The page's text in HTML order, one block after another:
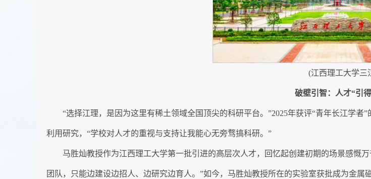
(江西理工大学三
破壁引智：人才“引
“选择江理，是因为这里有稀土领域全国顶尖的科研平台。”2025年获评“青年长江学
利用研究，“学校对人才的重视与支持让我能心无旁骛搞科研。”
马胜灿教授作为江西理工大学第一批引进的高层次人才，回忆起创建初期的场景感慨
团队，只能边建设边招人、边研究边育人。”如今，马胜灿教授所在的实验室获批成为金